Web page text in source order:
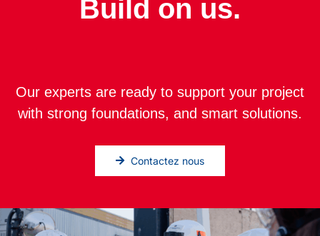
Build on us.
Our experts are ready to support your project
with strong foundations, and smart solutions.
Contactez nous